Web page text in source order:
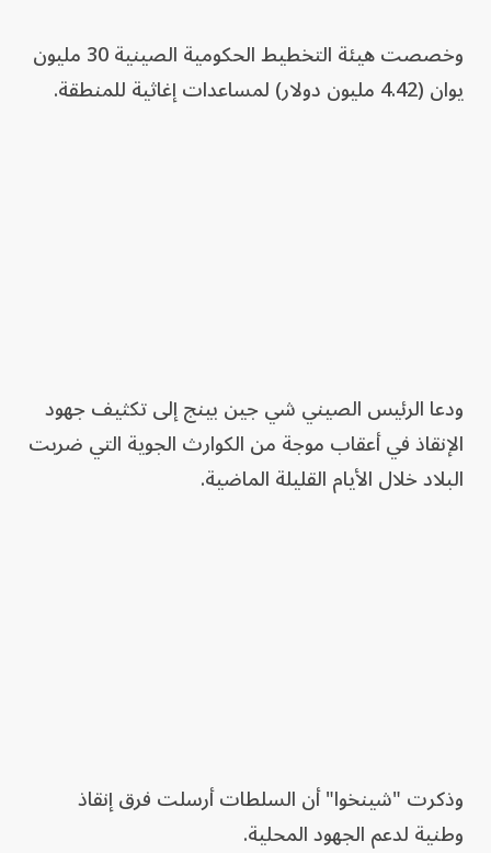
وخصصت هيئة التخطيط الحكومية الصينية 30 مليون
يوان (4.42 مليون دولار) لمساعدات إغاثية للمنطقة.
ودعا الرئيس الصيني شي جين بينج إلى تكثيف جهود ​
الإنقاذ في أعقاب موجة من الكوارث الجوية التي ضربت
البلاد خلال الأيام القليلة الماضية.
وذكرت "شينخوا" أن السلطات أرسلت فرق إنقاذ
وطنية لدعم ‌الجهود المحلية.